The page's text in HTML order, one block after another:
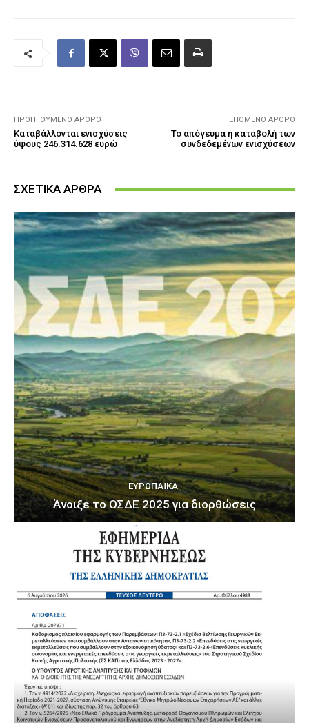
ΠΡΟΗΓΟΎΜΕΝΟ ΆΡΘΡΟ
Καταβάλλονται ενισχύσεις
ύψους 246.314.628 ευρώ
ΕΠΌΜΕΝΟ ΆΡΘΡΟ
Το απόγευμα η καταβολή των
συνδεδεμένων ενισχύσεων
ΣΧΕΤΙΚΑ ΑΡΘΡΑ
ΕΥΡΩΠΑΪΚΆ
Άνοιξε το ΟΣΔΕ 2025 για διορθώσεις